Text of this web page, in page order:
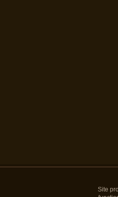
Site